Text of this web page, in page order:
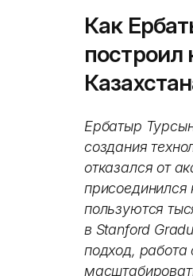
Как
Ербатыр
создания
отказался от
пользуются
в Stanford
подход,